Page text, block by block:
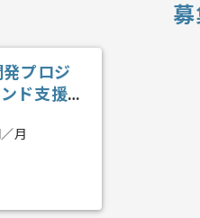
発プロジ
ド支援の
月